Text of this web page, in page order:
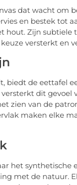
dat wacht om
en bestek tot
hout. Zijn
versterkt en
biedt de eettafel
dit gevoel
zien van de
maken elke
het
met de natuur.